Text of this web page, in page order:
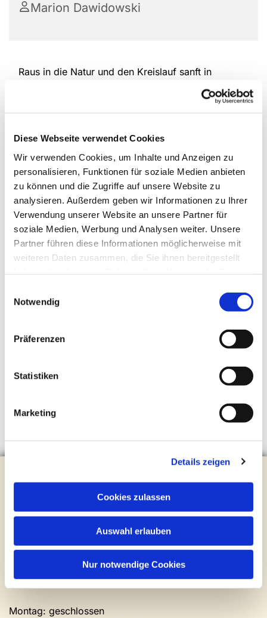
Diese Webseite verwendet Cookies
Wir verwenden Cookies, um Inhalte und Anzeigen zu
personalisieren, Funktionen für soziale Medien anbieten
zu können und die Zugriffe auf unsere Website zu
analysieren. Außerdem geben wir Informationen zu Ihrer
Verwendung unserer Website an unsere Partner für
soziale Medien, Werbung und Analysen weiter. Unsere
Partner führen diese Informationen möglicherweise mit
weiteren Daten zusammen, die Sie ihnen bereitgestellt
Notwendig
Präferenzen
Statistiken
Marketing
Details zeigen
Cookies zulassen
Auswahl erlauben
Nur notwendige Cookies
Marion Dawidowski
Raus in die Natur und den Kreislauf sanft in
Schwung bringen. Nordic Walking schont die
Gelenke und bewegt gleichzeitig die gesamte
Muskulatur. Für jedes Alter und unabhängig von
Haus der Begegnung.
Eine Anmeldung ist nicht erforderlich.
Frau Marion Dawidowski, Tel.: 0151 / 72 14 02 61
Mail:marion.dawidowski@kirche-steinhagen.de
Brockhagener Straße 28 | 33803 Steinhagen
0 52 04 / 36 28
Mail:gemeindeamt@kirche-steinhagen.de
Newsletter abonnieren
Kontakt und Öffnungszeiten
Gemeinde- und Friedhofsamt
Montag: geschlossen